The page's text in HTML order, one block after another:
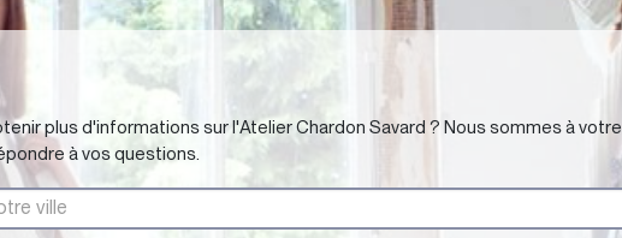
plus d'informations sur l'Atelier Chardon Savard ? Nous sommes à votre
à vos questions.